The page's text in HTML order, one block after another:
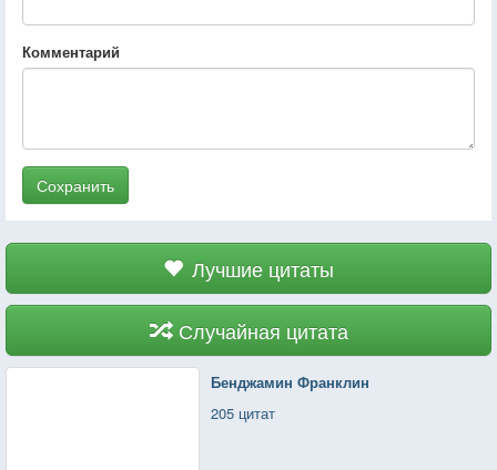
Комментарий
Сохранить
Лучшие цитаты
Случайная цитата
Бенджамин Франклин
205 цитат